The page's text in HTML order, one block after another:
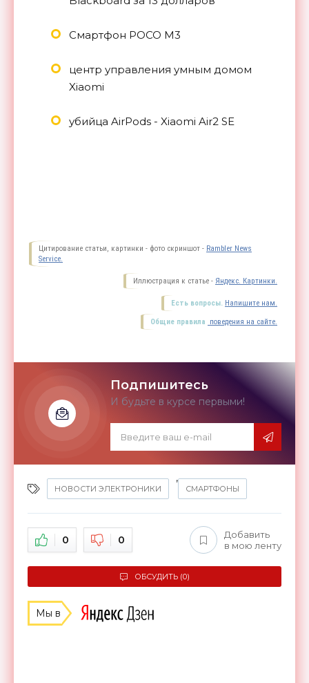
Смартфон POCO M3
центр управления умным домом
Xiaomi
убийца AirPods - Xiaomi Air2 SE
Цитирование статьи, картинки - фото скриншот - Rambler News
Service.
Иллюстрация к статье - Яндекс. Картинки.
Есть вопросы. Напишите нам.
Общие правила поведения на сайте.
Подпишитесь
И будьте в курсе первыми!
НОВОСТИ ЭЛЕКТРОНИКИ
,
СМАРТФОНЫ
0 0
Добавить
в мою ленту
ОБСУДИТЬ (0)
Мы в